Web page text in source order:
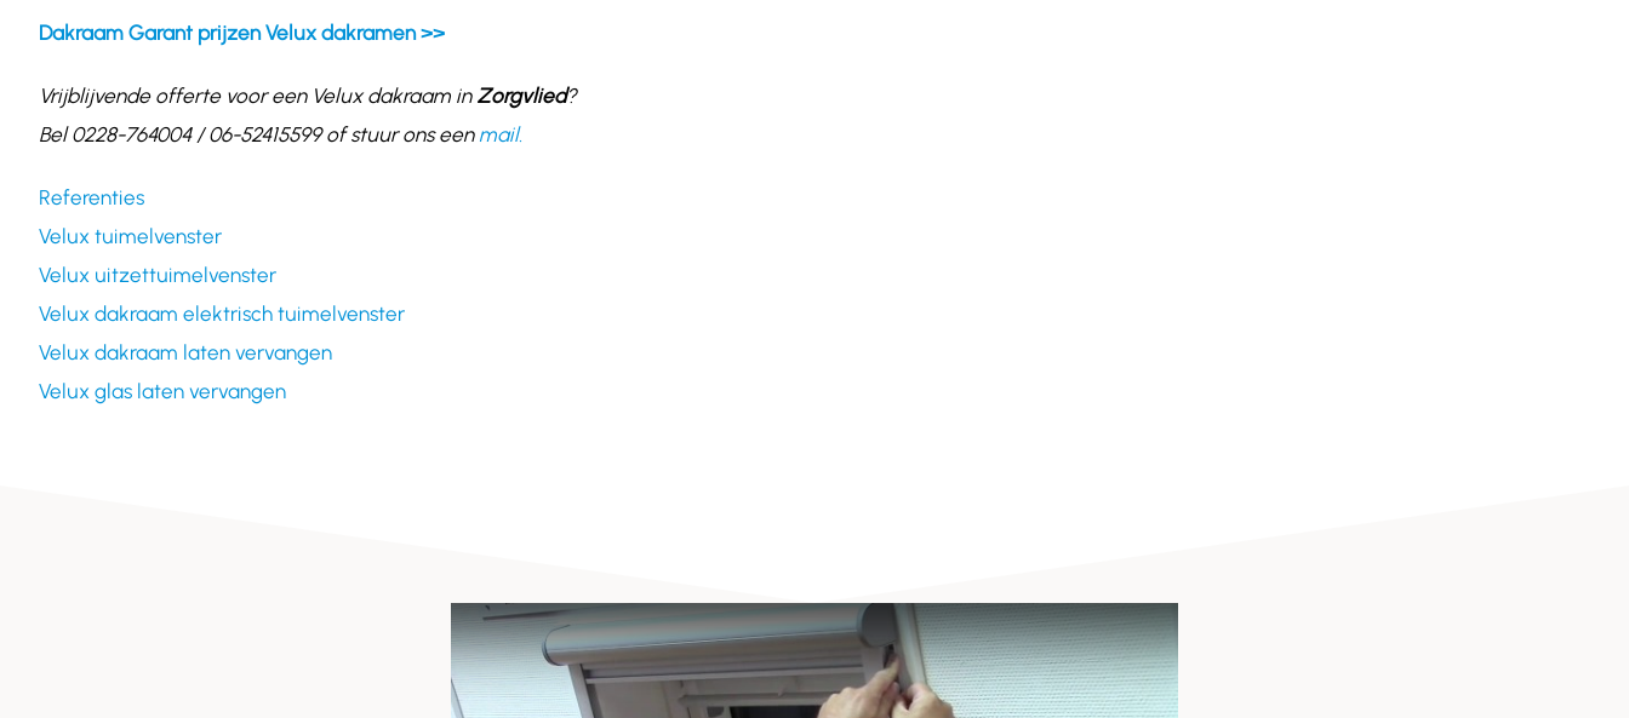
Dakraam Garant prijzen Velux dakramen >>
Vrijblijvende offerte voor een Velux dakraam in Zorgvlied?
Bel 0228-764004 / 06-52415599 of stuur ons een mail.
Referenties
Velux tuimelvenster
Velux uitzettuimelvenster
Velux dakraam elektrisch tuimelvenster
Velux dakraam laten vervangen
Velux glas laten vervangen